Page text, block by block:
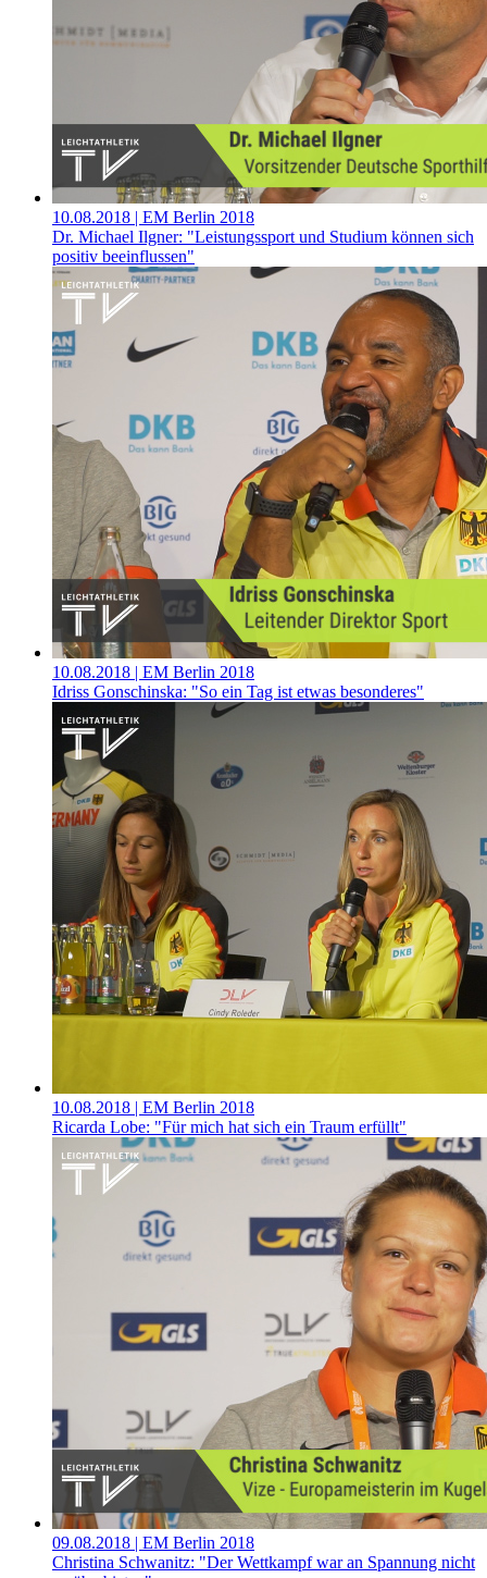
10.08.2018 | EM Berlin 2018
Dr. Michael Ilgner: "Leistungssport und Studium können sich
positiv beeinflussen"
10.08.2018 | EM Berlin 2018
Idriss Gonschinska: "So ein Tag ist etwas besonderes"
10.08.2018 | EM Berlin 2018
Ricarda Lobe: "Für mich hat sich ein Traum erfüllt"
09.08.2018 | EM Berlin 2018
Christina Schwanitz: "Der Wettkampf war an Spannung nicht